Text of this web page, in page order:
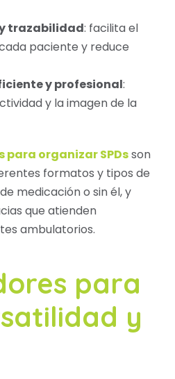
trazabilidad: facilita el
paciente y reduce
y profesional:
y la imagen de la
para organizar SPDsson
formatos y tipos de
medicación o sin él, y
que atienden
ambulatorios.
para
y